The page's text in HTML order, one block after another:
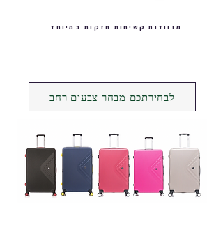
מזוודות קשיחות חזקות במיוחד
לבחירתכם מבחר צבעים רחב